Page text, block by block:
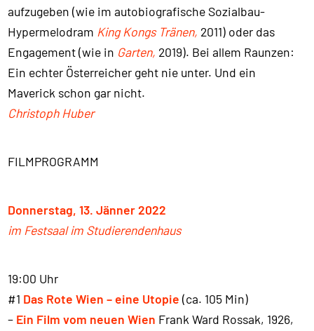
aufzugeben (wie im autobiografische Sozialbau-
Hypermelodram King Kongs Tränen, 2011) oder das
Engagement (wie in Garten, 2019). Bei allem Raunzen:
Ein echter Österreicher geht nie unter. Und ein
Maverick schon gar nicht.
Christoph Huber
FILMPROGRAMM
Donnerstag, 13. Jänner 2022
im Festsaal im Studierendenhaus
19:00 Uhr
#1 Das Rote Wien – eine Utopie (ca. 105 Min)
– Ein Film vom neuen Wien Frank Ward Rossak, 1926,